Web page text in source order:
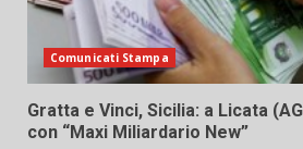
Comunicati Stampa
Gratta e Vinci, Sicilia: a Licata
con “Maxi Miliardario New”